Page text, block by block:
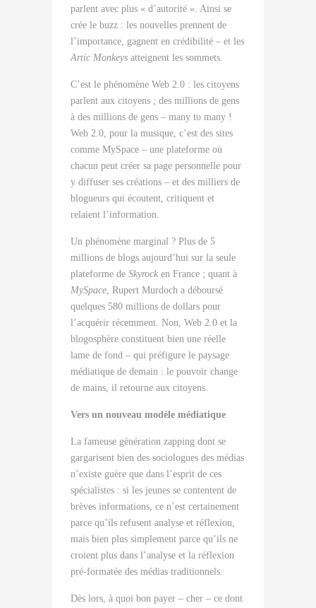
parlent avec plus « d’autorité ». Ainsi se
crée le buzz : les nouvelles prennent de
l’importance, gagnent en crédibilité – et les
Artic Monkeys atteignent les sommets.
C’est le phénomène Web 2.0 : les citoyens
parlent aux citoyens ; des millions de gens
à des millions de gens – many to many !
Web 2.0, pour la musique, c’est des sites
comme MySpace – une plateforme où
chacun peut créer sa page personnelle pour
y diffuser ses créations – et des milliers de
blogueurs qui écoutent, critiquent et
relaient l’information.
Un phénomène marginal ? Plus de 5
millions de blogs aujourd’hui sur la seule
plateforme de Skyrock en France ; quant à
MySpace , Rupert Murdoch a déboursé
quelques 580 millions de dollars pour
l’acquérir récemment. Non, Web 2.0 et la
blogosphère constituent bien une réelle
lame de fond – qui préfigure le paysage
médiatique de demain : le pouvoir change
de mains, il retourne aux citoyens.
Vers un nouveau modèle médiatique
La fameuse génération zapping dont se
gargarisent bien des sociologues des médias
n’existe guère que dans l’esprit de ces
spécialistes : si les jeunes se contentent de
brèves informations, ce n’est certainement
parce qu’ils refusent analyse et réflexion,
mais bien plus simplement parce qu’ils ne
croient plus dans l’analyse et la réflexion
pré-formatée des médias traditionnels.
Dès lors, à quoi bon payer – cher – ce dont